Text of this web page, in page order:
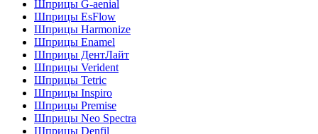
Шприцы G-aenial
Шприцы EsFlow
Шприцы Harmonize
Шприцы Enamel
Шприцы ДентЛайт
Шприцы Verident
Шприцы Tetric
Шприцы Inspiro
Шприцы Premise
Шприцы Neo Spectra
Шприцы Denfil